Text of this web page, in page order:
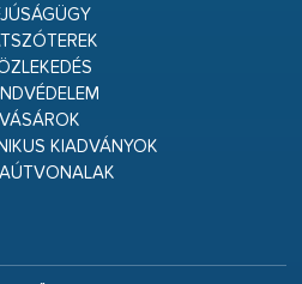
VÁSÁROK
KIADVÁNYOK